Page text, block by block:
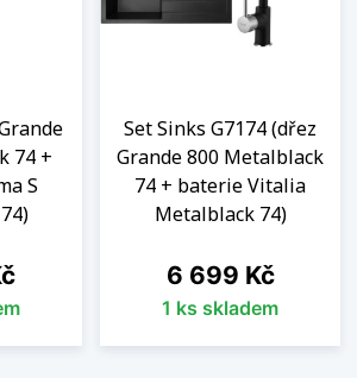
74 +
S
Set Sinks G7174 (dřez
Grande 800 Metalblack
74 + baterie Vitalia
Metalblack 74)
Cena
6 699 Kč
1 ks skladem